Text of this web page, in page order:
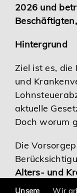
Services
2026 und
Hintergrund
Ziel ist es,
und
aktuelle
Doch worum
Die
Alters- und
Unsere Wir